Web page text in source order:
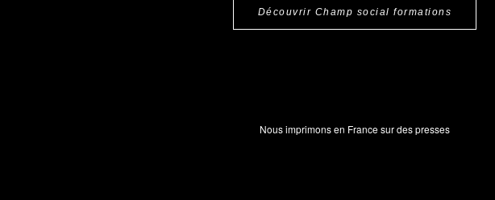
Découvrir Champ social formations
Nous imprimons en France sur des presses